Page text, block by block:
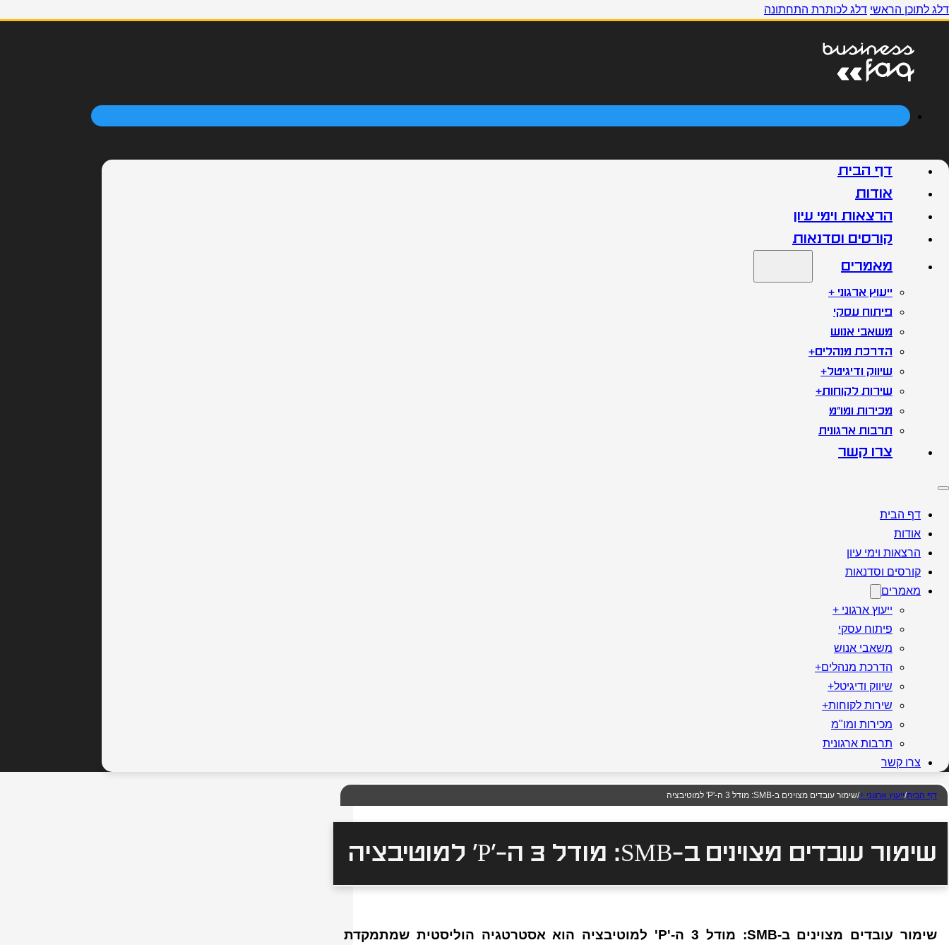
דלג לתוכן הראשי דלג לכותרת התחתונה
דף הבית
אודות
הרצאות וימי עיון
קורסים וסדנאות
מאמרים
ייעוץ ארגוני +
פיתוח עסקי
משאבי אנוש
הדרכת מנהלים+
שיווק ודיגיטל+
שירות לקוחות+
מכירות ומו"מ
תרבות ארגונית
צרו קשר
דף הבית
אודות
הרצאות וימי עיון
קורסים וסדנאות
מאמרים
ייעוץ ארגוני +
פיתוח עסקי
משאבי אנוש
הדרכת מנהלים+
שיווק ודיגיטל+
שירות לקוחות+
מכירות ומו"מ
תרבות ארגונית
צרו קשר
דף הבית/ייעוץ ארגוני +/שימור עובדים מצוינים ב-SMB: מודל 3 ה-'P' למוטיבציה
שימור עובדים מצוינים ב-SMB: מודל 3 ה-'P' למוטיבציה
שימור עובדים מצוינים ב-SMB: מודל 3 ה-'P' למוטיבציה הוא אסטרטגיה הוליסטית שמתמקדת